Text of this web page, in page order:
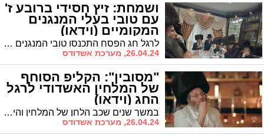
ושמחת: זיץ חסידי ברובע ז'
עם טובי בעלי המנגנים
המקומיים (וידאו)
לרגל חג הפסח התכנסו טובי המנגנים החסידיים באשדוד בדירתו של בעל המנגן ר' נחמן אייזנבך ברובע ז' ל'זיץ' חסידי מרגש בראשות ראש ישיבת בית חלקיה הגאון רבי יוסף צבי ברייער
26.04.24, מערכת אשדודס
"מסובין": הקליפ הסוחף
של המלחין האשדודי לרגל
החג (וידאו)
במשך שנים שכב הלחן של המלחין והיוצר האשדודי אליעזר קאליש במגירתו של פנחס ביכלר. לקראת הפסח החליט המנצח ש'הגיע הזמן של שחרית' ויצא לפרויקט כשהוא מלהק להפקה את שלושת ענקי הזמר שלוימי גרטנר מלונדון, דוד המלחין דודי קאליש ואהרלה סאמט
26.04.24, מערכת אשדודס